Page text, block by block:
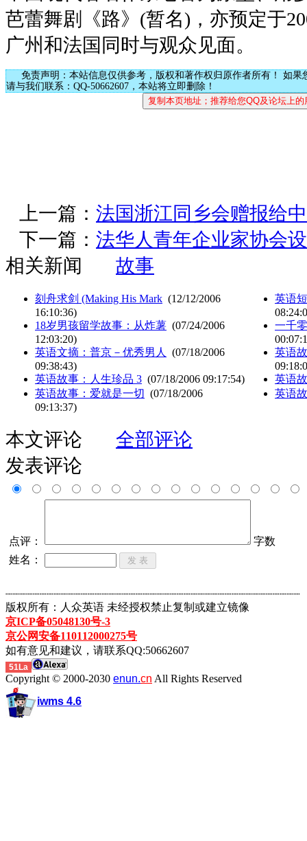
芭蕾舞剧《路》(暂名)，亦预定于
广州和法国同时与观众见面。
免责声明：本站信息仅供参考，版权和著作权归原作者所有！ 如果
请与我们联系：QQ-50662607，本站将立即删除！
上一篇： 法国浙江同乡会赠报给
下一篇： 法华人青年企业家协会
相关新闻
故事
刻舟求剑 (Making His Mark (12/12/2006
16:10:36)
18岁男孩留学故事：从炸薯 (07/24/2006
12:03:20)
英语文摘：普京－优秀男人
(07/18/2006
09:38:43)
英语故事：人生珍品 3 (07/18/2006 09:17:54)
英语故事：爱就是一切 (07/18/2006
09:13:37)
英语
一千
英语
英语
英语
本文评论
全部评论
发表评论
点评：
字数
姓名：
┈┈┈┈┈┈┈┈┈┈┈┈┈┈┈┈┈┈┈┈┈┈┈┈┈┈┈┈┈┈┈┈┈┈┈┈┈┈┈┈┈┈┈
版权所有：人众英语 未经授权禁止复制或建立镜像
京ICP备05048130号-3
京公网安备110112000275号
如有意见和建议，请联系QQ:50662607
51La
Copyright © 2000-2030 enun.cn All Rights Reserved
iwms 4.6